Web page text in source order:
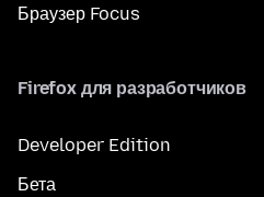
Браузер Focus
Firefox для разработчиков
Developer Edition
Бета